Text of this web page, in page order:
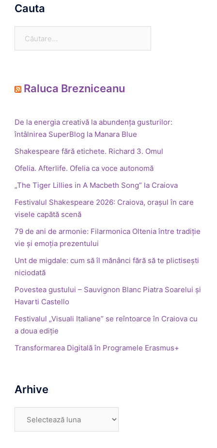
Cauta
după:
Raluca Brezniceanu
De la energia creativă la abundența gusturilor:
întâlnirea SuperBlog la Manara Blue
Shakespeare fără etichete. Richard 3. Omul
Ofelia. Afterlife. Ofelia ca voce autonomă
„The Tiger Lillies in A Macbeth Song” la Craiova
Festivalul Shakespeare 2026: Craiova, orașul în care
visele capătă scenă
79 de ani de armonie: Filarmonica Oltenia între tradiție
vie și emoția prezentului
Unt de migdale: cum să îl mănânci fără să te plictisești
niciodată
Povestea gustului – Sauvignon Blanc Piatra Soarelui și
Havarti Castello
Festivalul „Visuali Italiane” se reîntoarce în Craiova cu
a doua ediție
Transformarea Digitală în Programele Erasmus+
Arhive